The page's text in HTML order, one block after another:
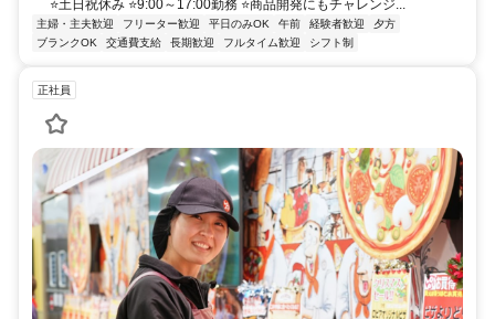
⭐土日祝休み ⭐9:00～17:00勤務 ⭐商品開発にもチャレンジ...
主婦・主夫歓迎 フリーター歓迎 平日のみOK 午前 経験者歓迎
夕方
ブランクOK
交通費支給 長期歓迎 フルタイム歓迎 シフト制
正社員